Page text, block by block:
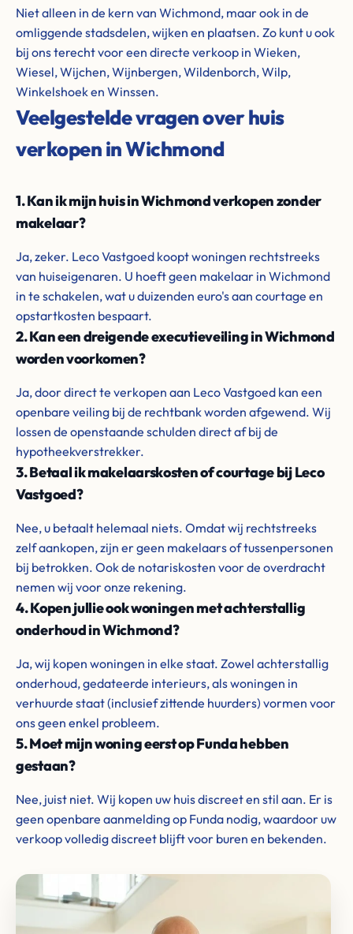
Niet alleen in de kern van Wichmond, maar ook in de
omliggende stadsdelen, wijken en plaatsen. Zo kunt u ook
bij ons terecht voor een directe verkoop in Wieken,
Wiesel, Wijchen, Wijnbergen, Wildenborch, Wilp,
Winkelshoek en Winssen.
Veelgestelde vragen over huis
verkopen in Wichmond
1. Kan ik mijn huis in Wichmond verkopen zonder
makelaar?
Ja, zeker. Leco Vastgoed koopt woningen rechtstreeks
van huiseigenaren. U hoeft geen makelaar in Wichmond
in te schakelen, wat u duizenden euro's aan courtage en
opstartkosten bespaart.
2. Kan een dreigende executieveiling in Wichmond
worden voorkomen?
Ja, door direct te verkopen aan Leco Vastgoed kan een
openbare veiling bij de rechtbank worden afgewend. Wij
lossen de openstaande schulden direct af bij de
hypotheekverstrekker.
3. Betaal ik makelaarskosten of courtage bij Leco
Vastgoed?
Nee, u betaalt helemaal niets. Omdat wij rechtstreeks
zelf aankopen, zijn er geen makelaars of tussenpersonen
bij betrokken. Ook de notariskosten voor de overdracht
nemen wij voor onze rekening.
4. Kopen jullie ook woningen met achterstallig
onderhoud in Wichmond?
Ja, wij kopen woningen in elke staat. Zowel achterstallig
onderhoud, gedateerde interieurs, als woningen in
verhuurde staat (inclusief zittende huurders) vormen voor
ons geen enkel probleem.
5. Moet mijn woning eerst op Funda hebben
gestaan?
Nee, juist niet. Wij kopen uw huis discreet en stil aan. Er is
geen openbare aanmelding op Funda nodig, waardoor uw
verkoop volledig discreet blijft voor buren en bekenden.